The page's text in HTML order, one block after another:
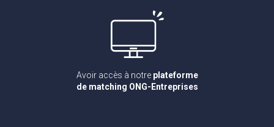
Avoir accès à notre plateforme
de matching ONG-Entreprises